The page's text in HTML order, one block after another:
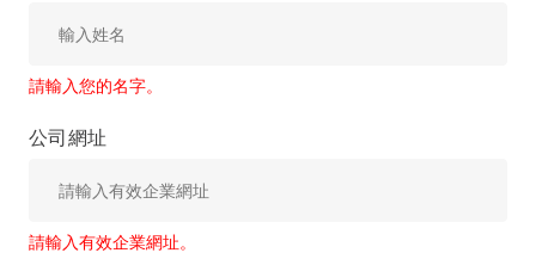
請輸入您的名字。
公司網址
請輸入有效企業網址。